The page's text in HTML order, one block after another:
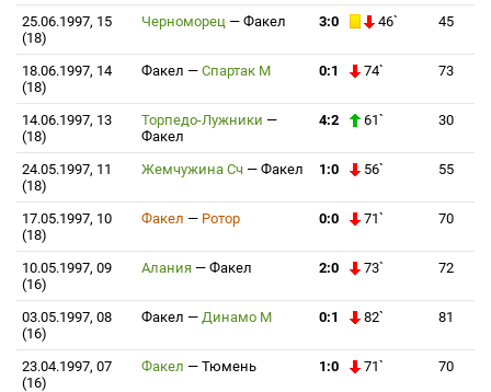
25.06.1997, 15
(18)
Черноморец — Факел 3:0 46` 45
18.06.1997, 14
(18)
Факел — Спартак М 0:1 74` 73
14.06.1997, 13
(18)
Торпедо-Лужники —
Факел
4:2 61` 30
24.05.1997, 11
(18)
Жемчужина Сч — Факел 1:0 56` 55
17.05.1997, 10
(18)
Факел — Ротор 0:0 71` 70
10.05.1997, 09
(16)
Алания — Факел 2:0 73` 72
03.05.1997, 08
(16)
Факел — Динамо М 0:1 82` 81
23.04.1997, 07
(16)
Факел — Тюмень 1:0 71` 70